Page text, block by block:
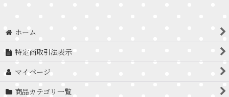
ホーム
特定商取引法表示
マイページ
商品カテゴリ一覧